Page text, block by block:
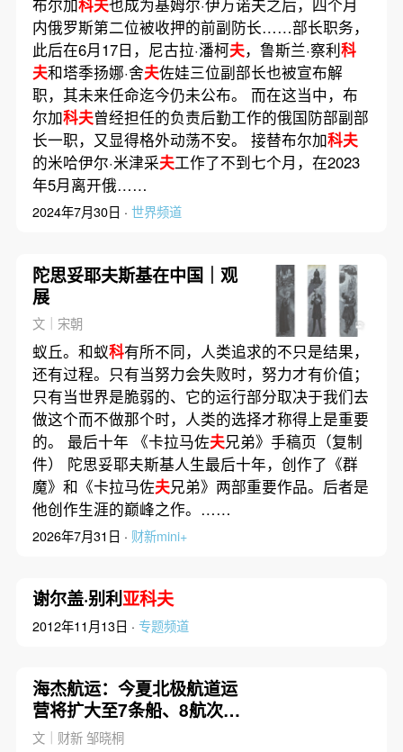
布尔加科夫也成为基姆尔·伊万诺夫之后，四个月
内俄罗斯第二位被收押的前副防长……部长职务，
此后在6月17日，尼古拉·潘柯夫，鲁斯兰·察利科
夫和塔季扬娜·舍夫佐娃三位副部长也被宣布解
职，其未来任命迄今仍未公布。 而在这当中，布
尔加科夫曾经担任的负责后勤工作的俄国防部副部
长一职，又显得格外动荡不安。 接替布尔加科夫
的米哈伊尔·米津采夫工作了不到七个月，在2023
年5月离开俄……
2024年7月30日 · 世界频道
陀思妥耶夫斯基在中国｜观
展
文｜宋朝
蚁丘。和蚁科有所不同，人类追求的不只是结果，
还有过程。只有当努力会失败时，努力才有价值；
只有当世界是脆弱的、它的运行部分取决于我们去
做这个而不做那个时，人类的选择才称得上是重要
的。 最后十年 《卡拉马佐夫兄弟》手稿页（复制
件） 陀思妥耶夫斯基人生最后十年，创作了《群
魔》和《卡拉马佐夫兄弟》两部重要作品。后者是
他创作生涯的巅峰之作。……
2026年7月31日 · 财新mini+
谢尔盖·别利亚科夫
2012年11月13日 · 专题频道
海杰航运：今夏北极航道运
营将扩大至7条船、8航次｜
出海·物流
文｜财新 邹晓桐